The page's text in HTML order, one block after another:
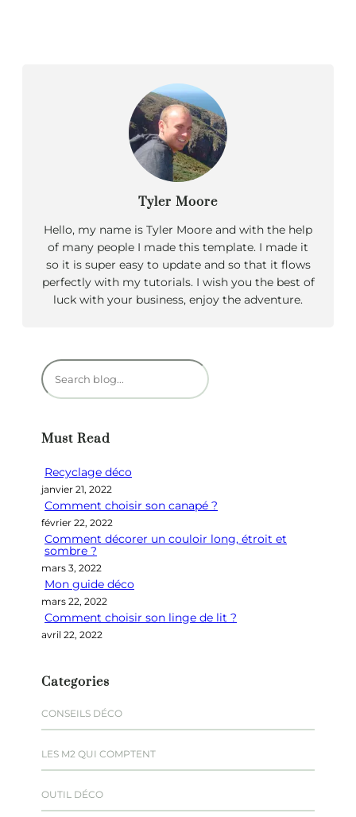
Tyler Moore
Hello, my name is Tyler Moore and with the help
of many people I made this template. I made it
so it is super easy to update and so that it flows
perfectly with my tutorials. I wish you the best of
luck with your business, enjoy the adventure.
R
e
e
c
h
e
Must Read
Recyclage déco
janvier 21, 2022
Comment choisir son canapé ?
février 22, 2022
Comment décorer un couloir long, étroit et
sombre ?
mars 3, 2022
Mon guide déco
mars 22, 2022
Comment choisir son linge de lit ?
avril 22, 2022
Categories
CONSEILS DÉCO
LES M2 QUI COMPTENT
OUTIL DÉCO